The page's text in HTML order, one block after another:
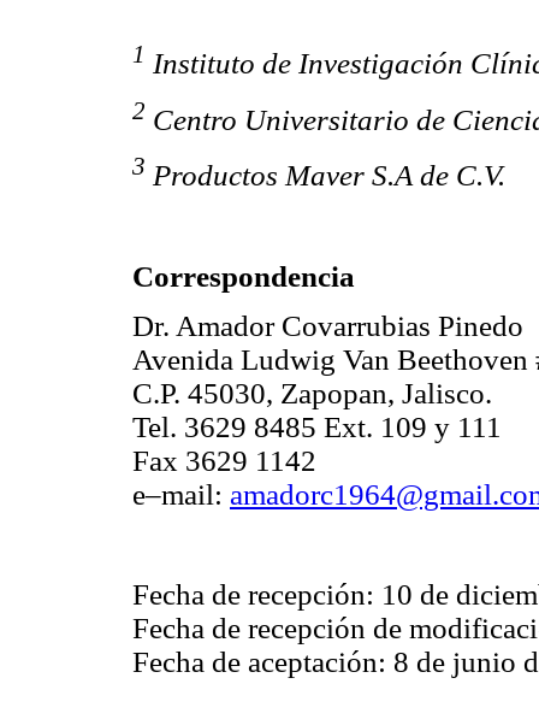
1 Instituto de Investigación
2 Centro Universitario de
3 Productos Maver S.A de C.V.
Correspondencia
Dr. Amador Covarrubias Pinedo
Avenida Ludwig Van
C.P. 45030, Zapopan, Jalisco.
Tel. 3629 8485 Ext. 109 y 111
Fax 3629 1142
e–mail:
Fecha de recepción: 10 de
Fecha de recepción de
Fecha de aceptación: 8 de junio